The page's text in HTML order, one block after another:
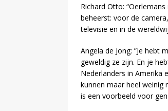
Richard Otto:
beheerst: voor de
televisie en in de
Angela de Jong: ”Je hebt
geweldig ze zijn. En je
Nederlanders in Amerika
kunnen maar heel weinig
is een voorbeeld voor